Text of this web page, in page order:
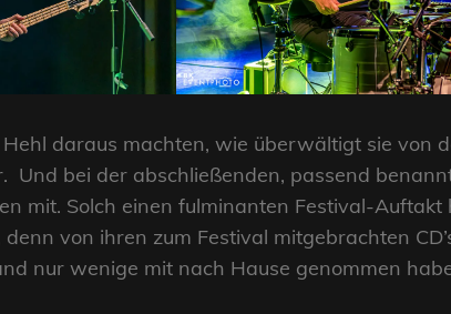
daraus machten, wie überwältigt sie von
Und bei der abschließenden, passend
mit. Solch einen fulminanten Festival-
von ihren zum Festival mitgebrachten
nur wenige mit nach Hause genommen